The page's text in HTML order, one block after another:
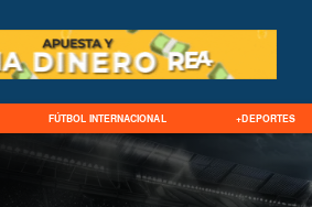
FÚTBOL INTERNACIONAL +DEPORTES